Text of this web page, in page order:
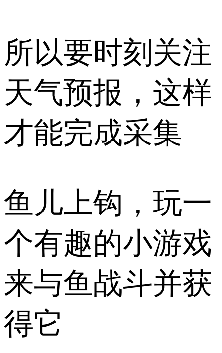
所以要时刻关注
天气预报，这样
才能完成采集
鱼儿上钩，玩一
个有趣的小游戏
来与鱼战斗并获
得它